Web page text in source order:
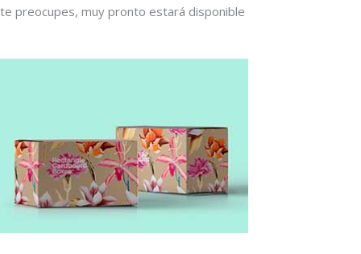
te preocupes, muy pronto estará disponible